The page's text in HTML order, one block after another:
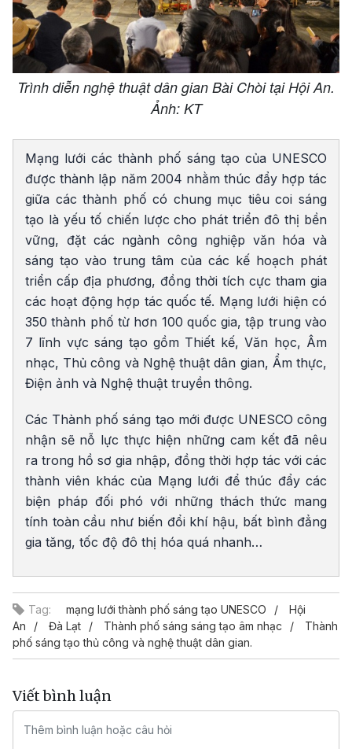
Trình diễn nghệ thuật dân gian Bài Chòi tại Hội An.
Ảnh: KT
Mạng lưới các thành phố sáng tạo của UNESCO
được thành lập năm 2004 nhằm thúc đẩy hợp tác
giữa các thành phố có chung mục tiêu coi sáng
tạo là yếu tố chiến lược cho phát triển đô thị bền
vững, đặt các ngành công nghiệp văn hóa và
sáng tạo vào trung tâm của các kế hoạch phát
triển cấp địa phương, đồng thời tích cực tham gia
các hoạt động hợp tác quốc tế. Mạng lưới hiện có
350 thành phố từ hơn 100 quốc gia, tập trung vào
7 lĩnh vực sáng tạo gồm Thiết kế, Văn học, Âm
nhạc, Thủ công và Nghệ thuật dân gian, Ẩm thực,
Điện ảnh và Nghệ thuật truyền thông.
Các Thành phố sáng tạo mới được UNESCO công
nhận sẽ nỗ lực thực hiện những cam kết đã nêu
ra trong hồ sơ gia nhập, đồng thời hợp tác với các
thành viên khác của Mạng lưới để thúc đẩy các
biện pháp đối phó với những thách thức mang
tính toàn cầu như biến đổi khí hậu, bất bình đẳng
gia tăng, tốc độ đô thị hóa quá nhanh…
Tag: mạng lưới thành phố sáng tạo UNESCO
Hội
An
Đà Lạt Thành phố sáng sáng tạo âm nhạc
Thành
phố sáng tạo thủ công và nghệ thuật dân gian.
Viết bình luận